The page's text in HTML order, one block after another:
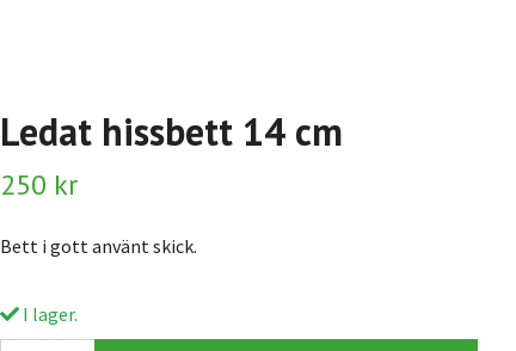
Ledat hissbett 14 cm
250 kr
Bett i gott använt skick.
I lager.